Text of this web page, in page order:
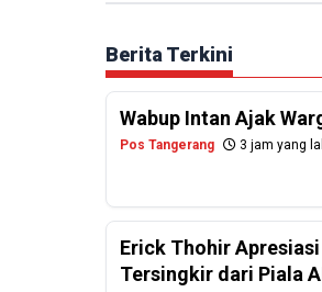
Berita Terkini
Wabup Intan Ajak
Pos Tangerang 3 jam yang
Erick Thohir
Tersingkir dari Piala